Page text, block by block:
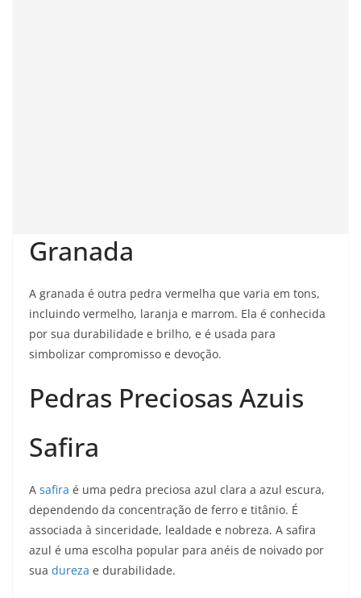
Granada
A granada é outra pedra vermelha que varia em tons,
incluindo vermelho, laranja e marrom. Ela é conhecida
por sua durabilidade e brilho, e é usada para
simbolizar compromisso e devoção.
Pedras Preciosas Azuis
Safira
A safira é uma pedra preciosa azul clara a azul escura,
dependendo da concentração de ferro e titânio. É
associada à sinceridade, lealdade e nobreza. A safira
azul é uma escolha popular para anéis de noivado por
sua dureza e durabilidade.